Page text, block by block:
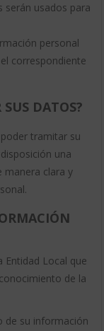
serán usados para
personal
correspondiente
DATOS?
tramitar su
una
manera clara y
Entidad Local que
de la
de su información